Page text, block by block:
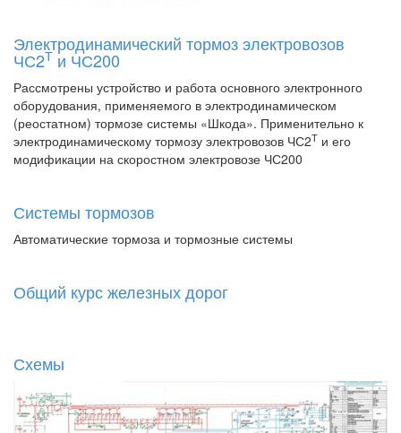
Электродинамический тормоз электровозов
ЧС2Т и ЧС200
Рассмотрены устройство и работа основного электронного
оборудования, применяемого в электродинамическом
(реостатном) тормозе системы «Шкода». Применительно к
электродинамическому тормозу электровозов ЧС2Т и его
модификации на скоростном электровозе ЧС200
Системы тормозов
Автоматические тормоза и тормозные системы
Общий курс железных дорог
Схемы